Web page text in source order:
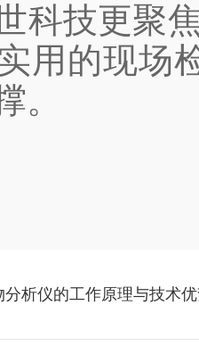
技更聚焦
用的现场
。
分析仪的工作原理与技术